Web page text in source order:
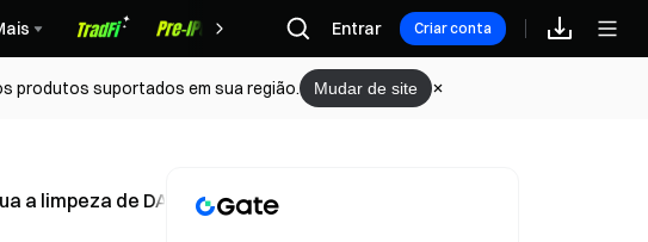
Recompensas
Entrar Criar conta
produtos suportados em sua região. Mudar de site
a limpeza de DApps